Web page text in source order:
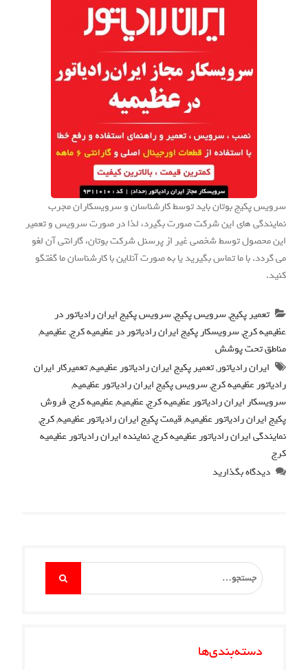
سرویس پکیج بوتان باید توسط کارشناسان و سرویسکاران مجرب
نمایندگی های این شرکت صورت بگیرد، لذا در صورت سرویس و تعمیر
این محصول توسط شخصی غیر از پرسنل شرکت بوتان، گارانتی آن لغو
می گردد. با ما تماس بگیرید یا به صورت آنلاین با کارشناسان ما گفتگو
کنید.
تعمیر پکیج,سرویس پکیج,سرویس پکیج ایران رادیاتور در
عظیمیه کرج,سرویسکار پکیج ایران رادیاتور در عظیمیه کرج,عظیمیه,
مناطق تحت پوشش
ایران رادیاتور,تعمیر پکیج ایران رادیاتور عظیمیه,تعمیرکار ایران
رادیاتور عظیمیه کرج,سرویس پکیج ایران رادیاتور عظیمیه,
سرویسکار ایران رادیاتور عظیمیه کرج,عظیمیه,عظیمیه کرج,فروش
پکیج ایران رادیاتور عظیمیه,قیمت پکیج ایران رادیاتور عظیمیه,کرج,
نمایندگی ایران رادیاتور عظیمیه کرج,نماینده ایران رادیاتور عظیمیه
کرج
دیدگاه بگذارید
Search
for:
دسته‌بندی‌ها